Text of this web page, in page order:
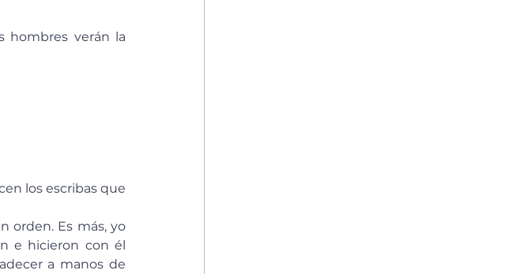
hombres verán la
e hicieron con él
a manos de